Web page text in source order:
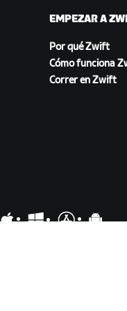
EMPEZAR A
Por qué Zwift
Cómo funciona
Correr en Zwift